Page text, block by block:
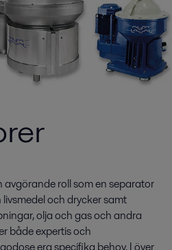
avgörande roll som en separator
och drycker samt
olja och gas och andra
både expertis och